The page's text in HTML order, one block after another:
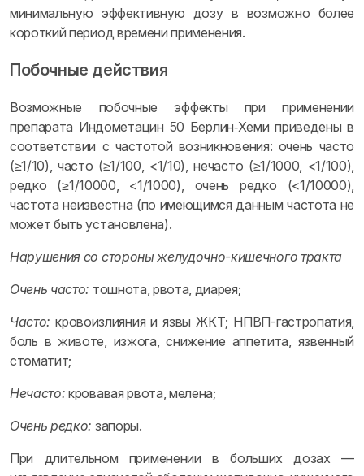
минимальную эффективную дозу в возможно более
короткий период времени применения.
Побочные действия
Возможные побочные эффекты при применении
препарата Индометацин 50 Берлин‑Хеми приведены в
соответствии с частотой возникновения: очень часто
(≥1/10), часто (≥1/100, <1/10), нечасто (≥1/1000, <1/100),
редко (≥1/10000, <1/1000), очень редко (<1/10000),
частота неизвестна (по имеющимся данным частота не
может быть установлена).
Нарушения со стороны желудочно-кишечного тракта
Очень часто: тошнота, рвота, диарея;
Часто: кровоизлияния и язвы ЖКТ; НПВП-гастропатия,
боль в животе, изжога, снижение аппетита, язвенный
стоматит;
Нечасто: кровавая рвота, мелена;
Очень редко: запоры.
При длительном применении в больших дозах —